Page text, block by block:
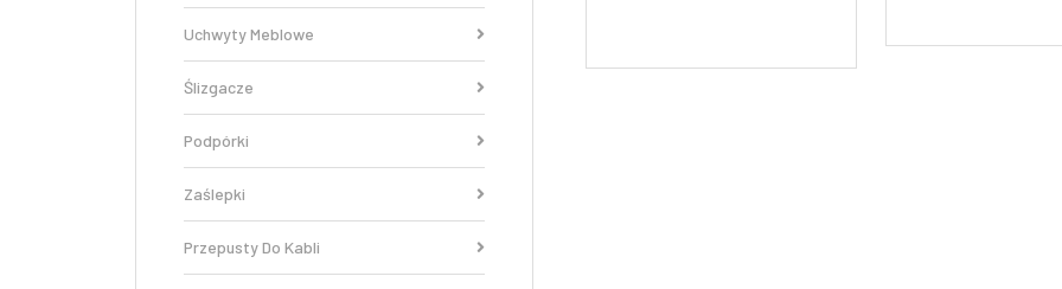
Uchwyty Meblowe
Ślizgacze
Podpórki
Zaślepki
Przepusty Do Kabli